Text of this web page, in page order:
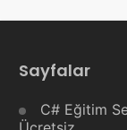
Sayfalar
C# Eğitim